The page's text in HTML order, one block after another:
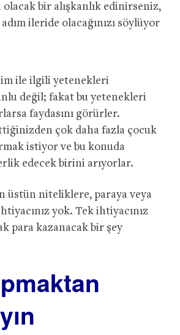
bir alışkanlık edinirseniz,
ileride olacağınızı söylüyor
ile ilgili yetenekleri
değil; fakat bu yetenekleri
faydasını görürler.
çok daha fazla çocuk
istiyor ve bu konuda
edecek birini arıyorlar.
üstün niteliklere, paraya veya
yok. Tek ihtiyacınız
para kazanacak bir şey